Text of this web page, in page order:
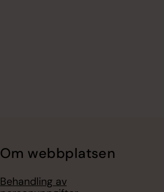
Om webbplatsen
Behandling av